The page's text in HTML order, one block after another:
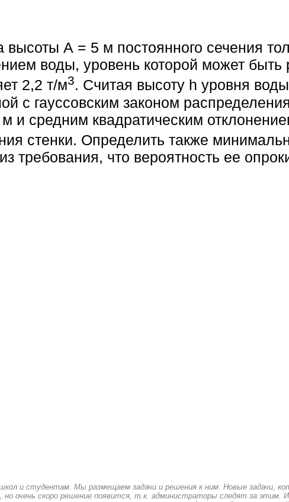
высоты А = 5 м постоянного сечения
воды, уровень которой может
2,2 т/м3. Считая высоту h уровня
с гауссовским законом
и средним квадратическим
стенки. Определить также
требования, что вероятность ее
и студентам. Мы размещаем задачи и решения к ним. Новые задачи,
очень скоро решение появится, т.к. администраторы следят за этим. И